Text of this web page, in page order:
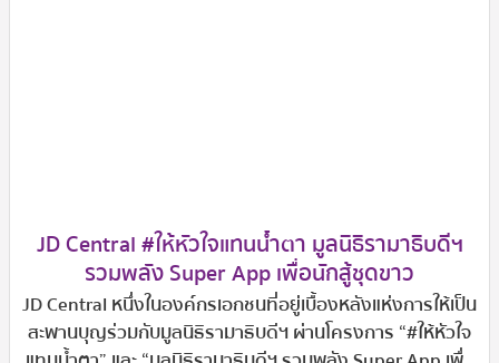
JD Central #ให้หัวใจแทนน้ำตา มูลนิธิรามาธิบดีฯ
รวมพลัง Super App เพื่อนักสู้ชุดขาว
JD Central หนึ่งในองค์กรเอกชนที่อยู่เบื้องหลังแห่งการให้เป็น
สะพานบุญร่วมกับมูลนิธิรามาธิบดีฯ ผ่านโครงการ “#ให้หัวใจ